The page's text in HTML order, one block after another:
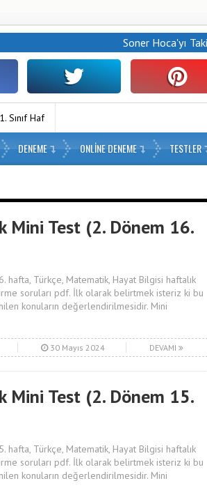
Soner Hoca'yı
(2. Dönem 16. Hafta) – PDF İndir
DENEME ONLINE DENEME TESTLER
Mini Test (2. Dönem 16.
hafta, Türkçe, Matematik, Hayat Bilgisi haftalık
soruları pdf. İlk olarak belirtmek isteriz ki bu
konuların değerlendirilmesidir. Mini
30 Mayıs 2024 DEVAMI
Mini Test (2. Dönem 15.
hafta, Türkçe, Matematik, Hayat Bilgisi haftalık
soruları pdf. İlk olarak belirtmek isteriz ki bu
konuların değerlendirilmesidir. Mini